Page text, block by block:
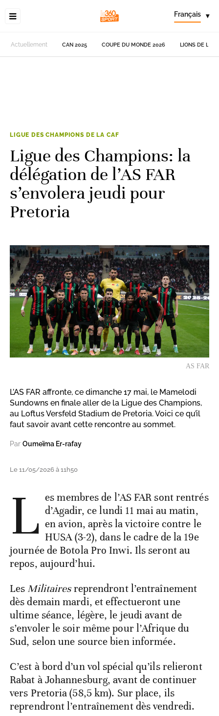
Français ▾
Actuellement CAN 2025 COUPE DU MONDE 2026 LIONS DE
LIGUE DES CHAMPIONS DE LA CAF
Ligue des Champions: la
délégation de l’AS FAR
s’envolera jeudi pour
Pretoria
AS FAR
L’AS FAR affronte, ce dimanche 17 mai, le Mamelodi
Sundowns en finale aller de la Ligue des Champions,
au Loftus Versfeld Stadium de Pretoria. Voici ce qu’il
faut savoir avant cette rencontre au sommet.
Par Oumeïma Er-rafay
Le 11/05/2026 à 11h50
L es membres de l’AS FAR sont rentrés
d’Agadir, ce lundi 11 mai au matin,
en avion, après la victoire contre le
HUSA (3-2), dans le cadre de la 19e
journée de Botola Pro Inwi. Ils seront au
repos, aujourd’hui.
Les Militairesreprendront l’entraînement
dès demain mardi, et effectueront une
ultime séance, légère, le jeudi avant de
s’envoler le soir même pour l’Afrique du
Sud, selon une source bien informée.
C’est à bord d’un vol spécial qu’ils relieront
Rabat à Johannesburg, avant de continuer
vers Pretoria (58,5 km). Sur place, ils
reprendront l’entraînement dès vendredi.